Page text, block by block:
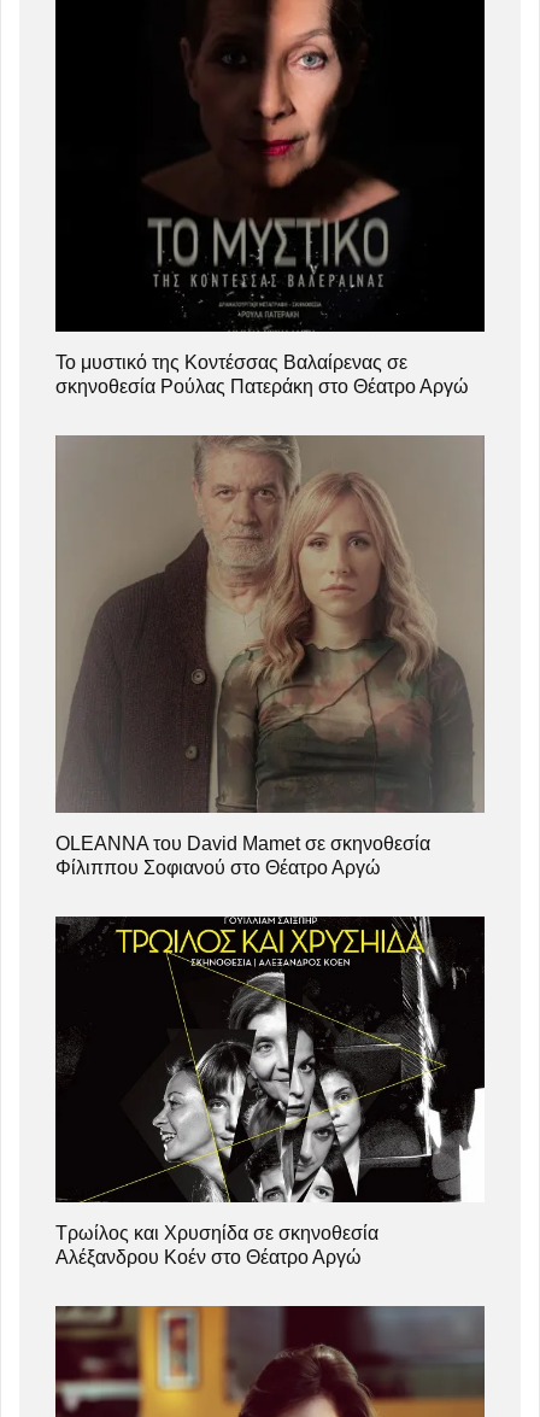
Το μυστικό της Κοντέσσας Βαλαίρενας σε
σκηνοθεσία Ρούλας Πατεράκη στο Θέατρο Αργώ
OLEANNA του David Mamet σε σκηνοθεσία
Φίλιππου Σοφιανού στο Θέατρο Αργώ
Τρωίλος και Χρυσηίδα σε σκηνοθεσία
Αλέξανδρου Κοέν στο Θέατρο Αργώ